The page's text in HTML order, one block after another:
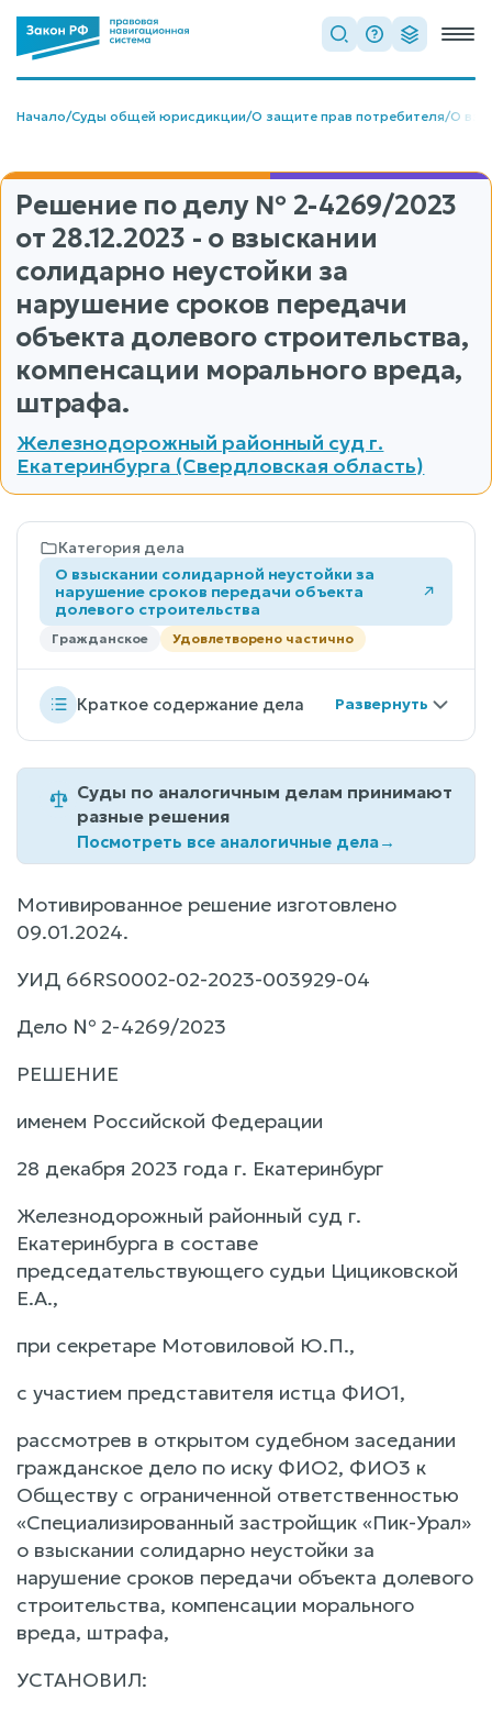
Начало/Суды общей юрисдикции/О защите прав потребителя/О
Решение по делу № 2-4269/2023
от 28.12.2023 - о взыскании
солидарно неустойки за
нарушение сроков передачи
объекта долевого строительства,
компенсации морального вреда,
штрафа.
Железнодорожный районный суд г.
Екатеринбурга (Свердловская область)
Категория дела
О взыскании солидарной неустойки за
нарушение сроков передачи объекта
долевого строительства
Гражданское Удовлетворено частично
Краткое содержание дела
Суды по аналогичным делам принимают
разные решения
Посмотреть все аналогичные дела→
Мотивированное решение изготовлено
09.01.2024.
УИД 66RS0002-02-2023-003929-04
Дело № 2-4269/2023
РЕШЕНИЕ
именем Российской Федерации
28 декабря 2023 года г. Екатеринбург
Железнодорожный районный суд г.
Екатеринбурга в составе
председательствующего судьи Цициковской
Е.А.,
при секретаре Мотовиловой Ю.П.,
с участием представителя истца ФИО1,
рассмотрев в открытом судебном заседании
гражданское дело по иску ФИО2, ФИО3 к
Обществу с ограниченной ответственностью
«Специализированный застройщик «Пик-Урал»
о взыскании солидарно неустойки за
нарушение сроков передачи объекта долевого
строительства, компенсации морального
вреда, штрафа,
УСТАНОВИЛ: